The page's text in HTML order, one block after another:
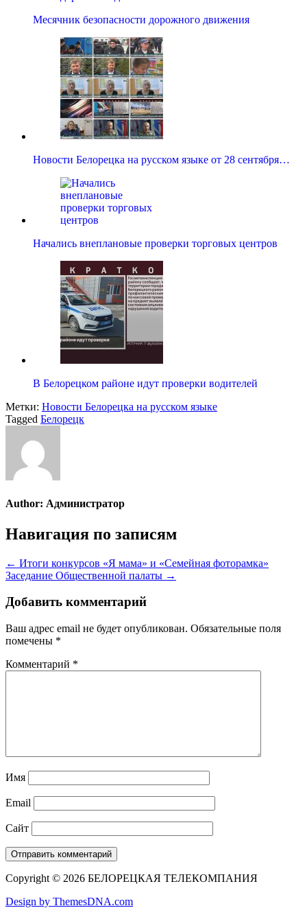
Месячник безопасности дорожного движения
Новости Белорецка на русском языке от 28 сентября…
Начались внеплановые проверки торговых центров
В Белорецком районе идут проверки водителей
Метки: Новости Белорецка на русском языке
Tagged Белорецк
Author: Администратор
Навигация по записям
← Итоги конкурсов «Я мама» и «Семейная фоторамка»
Заседание Общественной палаты →
Добавить комментарий
Ваш адрес email не будет опубликован. Обязательные поля
помечены *
Комментарий *
Имя
Email
Сайт
Copyright © 2026 БЕЛОРЕЦКАЯ ТЕЛЕКОМПАНИЯ
Design by ThemesDNA.com